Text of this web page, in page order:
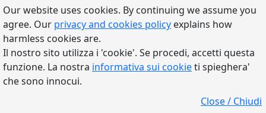
Our website uses cookies. By continuing we assume you
agree. Our privacy and cookies policy explains how
harmless cookies are.
Il nostro sito utilizza i 'cookie'. Se procedi, accetti questa
funzione. La nostra informativa sui cookieti spieghera'
che sono innocui.
Close / Chiudi